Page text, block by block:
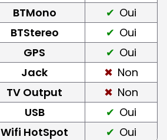
BTMono
Oui
BTStereo
Oui
GPS
Oui
Jack
Non
TV Output
Non
USB
Oui
Wifi HotSpot Oui